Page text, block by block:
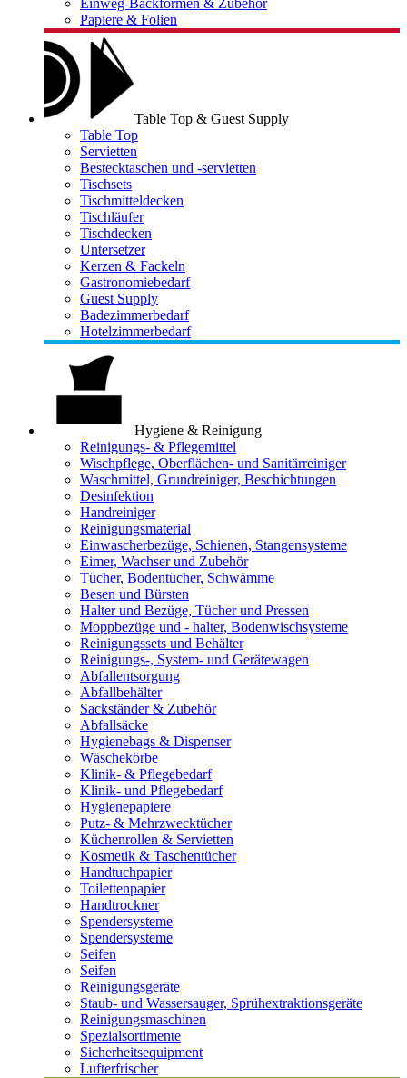
Einweg-Backformen & Zubehör
Papiere & Folien
Table Top & Guest Supply
Table Top
Servietten
Bestecktaschen und -servietten
Tischsets
Tischmitteldecken
Tischläufer
Tischdecken
Untersetzer
Kerzen & Fackeln
Gastronomiebedarf
Guest Supply
Badezimmerbedarf
Hotelzimmerbedarf
Hygiene & Reinigung
Reinigungs- & Pflegemittel
Wischpflege, Oberflächen- und Sanitärreiniger
Waschmittel, Grundreiniger, Beschichtungen
Desinfektion
Handreiniger
Reinigungsmaterial
Einwascherbezüge, Schienen, Stangensysteme
Eimer, Wachser und Zubehör
Tücher, Bodentücher, Schwämme
Besen und Bürsten
Halter und Bezüge, Tücher und Pressen
Moppbezüge und - halter, Bodenwischsysteme
Reinigungssets und Behälter
Reinigungs-, System- und Gerätewagen
Abfallentsorgung
Abfallbehälter
Sackständer & Zubehör
Abfallsäcke
Hygienebags & Dispenser
Wäschekörbe
Klinik- & Pflegebedarf
Klinik- und Pflegebedarf
Hygienepapiere
Putz- & Mehrzwecktücher
Küchenrollen & Servietten
Kosmetik & Taschentücher
Handtuchpapier
Toilettenpapier
Handtrockner
Spendersysteme
Spendersysteme
Seifen
Seifen
Reinigungsgeräte
Staub- und Wassersauger, Sprühextraktionsgeräte
Reinigungsmaschinen
Spezialsortimente
Sicherheitsequipment
Lufterfrischer